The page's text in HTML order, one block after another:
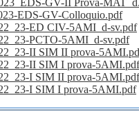
GV-II Prova-
EDS-GV-Colloquio.pdf
ED CIV-5AMI_d-sv.pdf
PCTO-5AMI_d-sv.pdf
II SIM II prova-
II SIM I prova-5AMI.pdf
I SIM II prova-5AMI.pdf
I SIM I prova-5AMI.pdf